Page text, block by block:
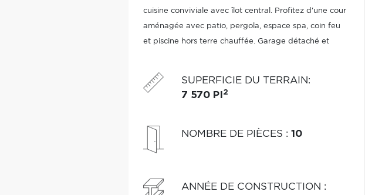
cuisine conviviale avec îlot central. Profitez d'une cour
aménagée avec patio, pergola, espace spa, coin feu
et piscine hors terre chauffée. Garage détaché et
véhicules.
SUPERFICIE DU TERRAIN:
7 570 PI 2
NOMBRE DE PIÈCES : 10
ANNÉE DE CONSTRUCTION :